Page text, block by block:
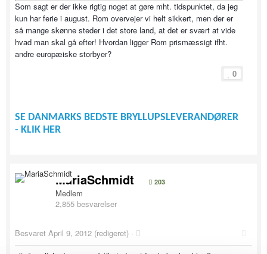
Som sagt er der ikke rigtig noget at gøre mht. tidspunktet, da jeg
kun har ferie i august. Rom overvejer vi helt sikkert, men der er
så mange skønne steder i det store land, at det er svært at vide
hvad man skal gå efter! Hvordan ligger Rom prismæssigt ifht.
andre europæiske storbyer?
0
SE DANMARKS BEDSTE BRYLLUPSLEVERANDØRER
- KLIK HER
MariaSchmidt 203
Medlem
2,855 besvarelser
Besvaret April 9, 2012 (redigeret) ·